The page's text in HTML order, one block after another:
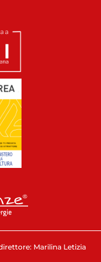
Marilina Letizia